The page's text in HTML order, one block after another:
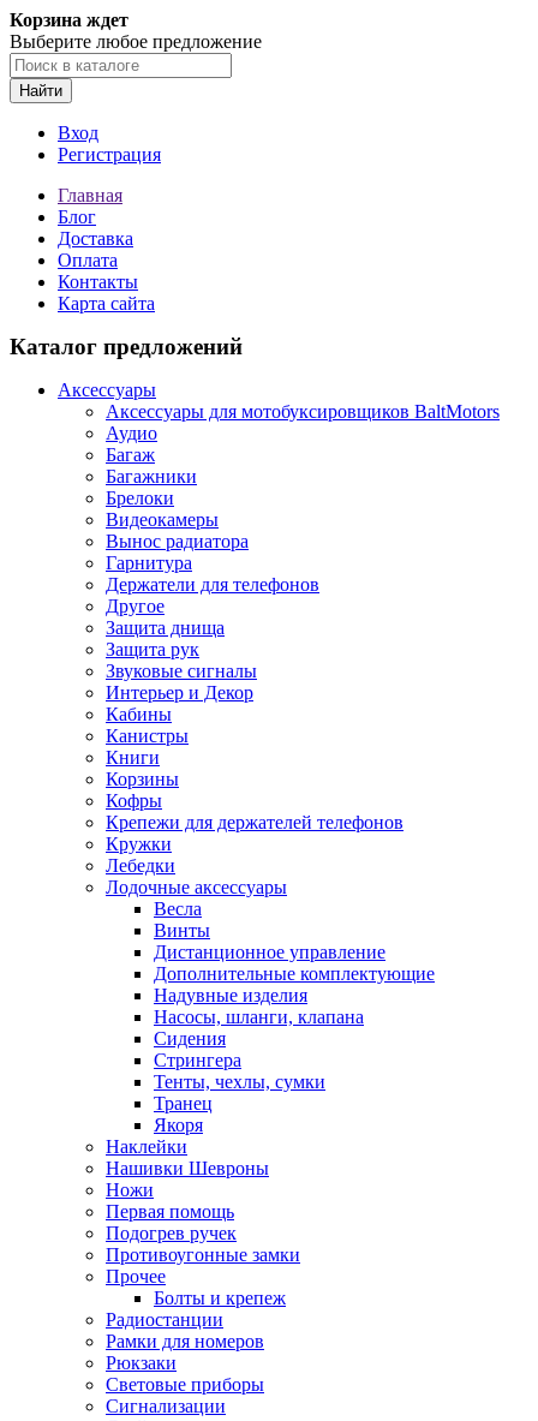
Корзина ждет
Выберите любое предложение
Найти
Вход
Регистрация
Главная
Блог
Доставка
Оплата
Контакты
Карта сайта
Каталог предложений
Аксессуары
Аксессуары для мотобуксировщиков BaltMotors
Аудио
Багаж
Багажники
Брелоки
Видеокамеры
Вынос радиатора
Гарнитура
Держатели для телефонов
Другое
Защита днища
Защита рук
Звуковые сигналы
Интерьер и Декор
Кабины
Канистры
Книги
Корзины
Кофры
Крепежи для держателей телефонов
Кружки
Лебедки
Лодочные аксессуары
Весла
Винты
Дистанционное управление
Дополнительные комплектующие
Надувные изделия
Насосы, шланги, клапана
Сидения
Стрингера
Тенты, чехлы, сумки
Транец
Якоря
Наклейки
Нашивки Шевроны
Ножи
Первая помощь
Подогрев ручек
Противоугонные замки
Прочее
Болты и крепеж
Радиостанции
Рамки для номеров
Рюкзаки
Световые приборы
Сигнализации